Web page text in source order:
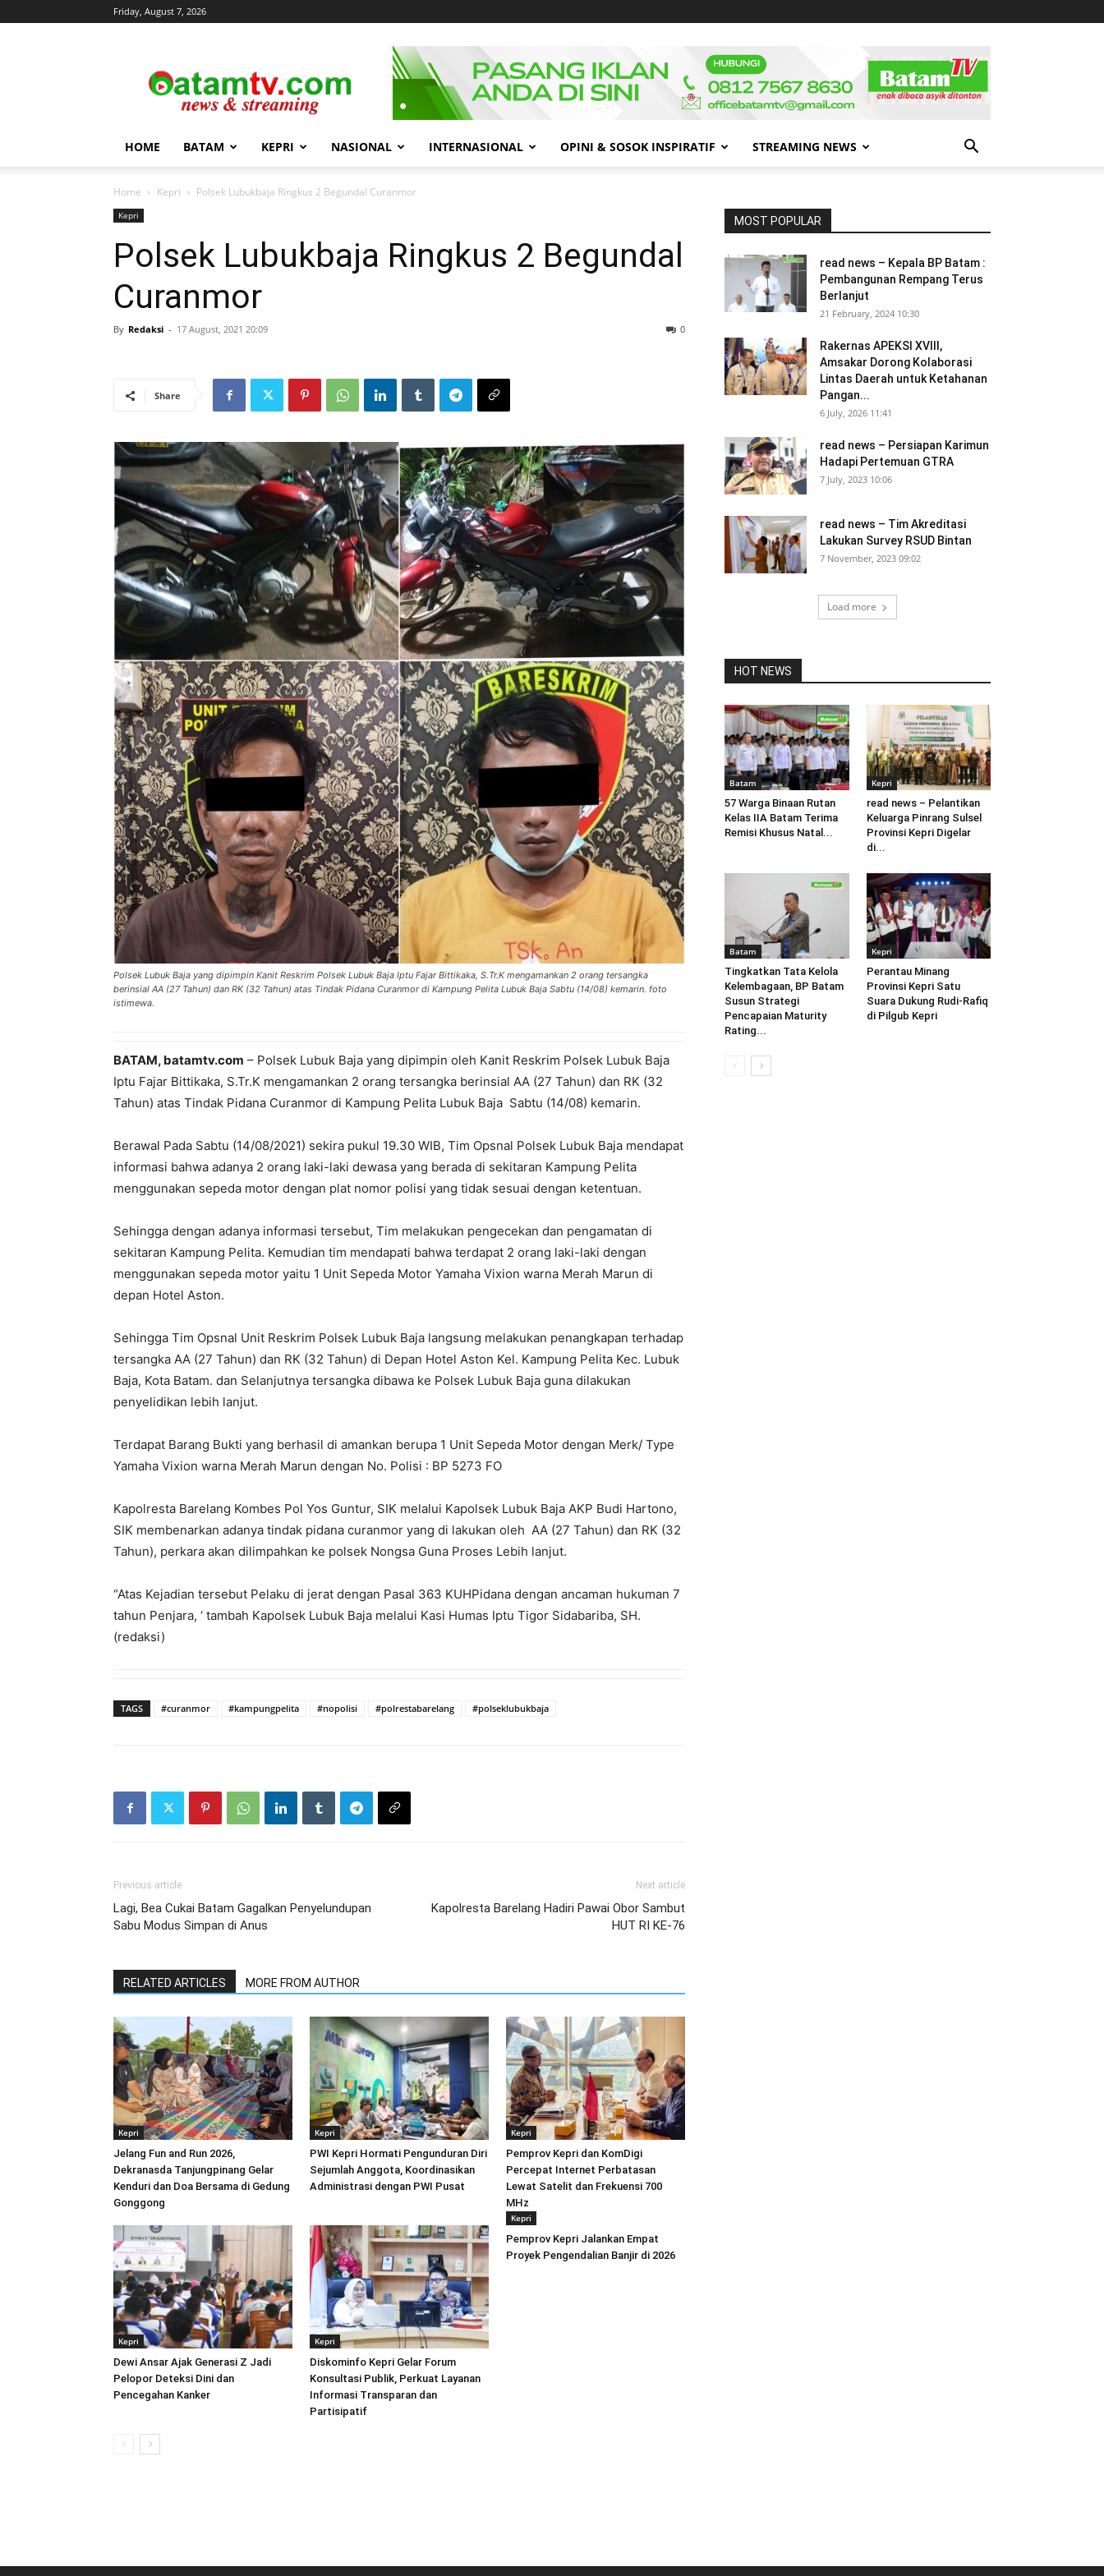
Friday, August 7, 2026
&
streaming
HOME BATAM KEPRI NASIONAL INTERNASIONAL OPINI & SOSOK INSPIRATIF STREAMING NEWS
Home Kepri Polsek Lubukbaja Ringkus 2 Begundal Curanmor
Kepri
Polsek Lubukbaja Ringkus 2 Begundal
Curanmor
By Redaksi - 17 August, 2021 20:09 0
Share
Polsek Lubuk Baja yang dipimpin Kanit Reskrim Polsek Lubuk Baja Iptu Fajar Bittikaka, S.Tr.K mengamankan 2 orang tersangka
berinsial AA (27 Tahun) dan RK (32 Tahun) atas Tindak Pidana Curanmor di Kampung Pelita Lubuk Baja Sabtu (14/08) kemarin. foto
istimewa.
BATAM, batamtv.com – Polsek Lubuk Baja yang dipimpin oleh Kanit Reskrim Polsek Lubuk Baja
Iptu Fajar Bittikaka, S.Tr.K mengamankan 2 orang tersangka berinsial AA (27 Tahun) dan RK (32
Tahun) atas Tindak Pidana Curanmor di Kampung Pelita Lubuk Baja Sabtu (14/08) kemarin.
Berawal Pada Sabtu (14/08/2021) sekira pukul 19.30 WIB, Tim Opsnal Polsek Lubuk Baja mendapat
informasi bahwa adanya 2 orang laki-laki dewasa yang berada di sekitaran Kampung Pelita
menggunakan sepeda motor dengan plat nomor polisi yang tidak sesuai dengan ketentuan.
Sehingga dengan adanya informasi tersebut, Tim melakukan pengecekan dan pengamatan di
sekitaran Kampung Pelita. Kemudian tim mendapati bahwa terdapat 2 orang laki-laki dengan
menggunakan sepeda motor yaitu 1 Unit Sepeda Motor Yamaha Vixion warna Merah Marun di
depan Hotel Aston.
Sehingga Tim Opsnal Unit Reskrim Polsek Lubuk Baja langsung melakukan penangkapan terhadap
tersangka AA (27 Tahun) dan RK (32 Tahun) di Depan Hotel Aston Kel. Kampung Pelita Kec. Lubuk
Baja, Kota Batam. dan Selanjutnya tersangka dibawa ke Polsek Lubuk Baja guna dilakukan
penyelidikan lebih lanjut.
Terdapat Barang Bukti yang berhasil di amankan berupa 1 Unit Sepeda Motor dengan Merk/ Type
Yamaha Vixion warna Merah Marun dengan No. Polisi : BP 5273 FO
Kapolresta Barelang Kombes Pol Yos Guntur, SIK melalui Kapolsek Lubuk Baja AKP Budi Hartono,
SIK membenarkan adanya tindak pidana curanmor yang di lakukan oleh AA (27 Tahun) dan RK (32
Tahun), perkara akan dilimpahkan ke polsek Nongsa Guna Proses Lebih lanjut.
“Atas Kejadian tersebut Pelaku di jerat dengan Pasal 363 KUHPidana dengan ancaman hukuman 7
tahun Penjara, ‘ tambah Kapolsek Lubuk Baja melalui Kasi Humas Iptu Tigor Sidabariba, SH.
(redaksi)
TAGS #curanmor #kampungpelita #nopolisi #polrestabarelang #polseklubukbaja
Previous article
Lagi, Bea Cukai Batam Gagalkan Penyelundupan
Sabu Modus Simpan di Anus
Next article
Kapolresta Barelang Hadiri Pawai Obor Sambut
HUT RI KE-76
RELATED ARTICLES MORE FROM AUTHOR
Kepri
Jelang Fun and Run 2026,
Dekranasda Tanjungpinang Gelar
Kenduri dan Doa Bersama di Gedung
Gonggong
Kepri
PWI Kepri Hormati Pengunduran Diri
Sejumlah Anggota, Koordinasikan
Administrasi dengan PWI Pusat
Kepri
Pemprov Kepri dan KomDigi
Percepat Internet Perbatasan
Lewat Satelit dan Frekuensi 700
MHz
Kepri
Dewi Ansar Ajak Generasi Z Jadi
Pelopor Deteksi Dini dan
Pencegahan Kanker
Kepri
Diskominfo Kepri Gelar Forum
Konsultasi Publik, Perkuat Layanan
Informasi Transparan dan
Partisipatif
Kepri
Pemprov Kepri Jalankan Empat
Proyek Pengendalian Banjir di 2026
MOST POPULAR
read news – Kepala BP Batam :
Pembangunan Rempang Terus
Berlanjut
21 February, 2024 10:30
Rakernas APEKSI XVIII,
Amsakar Dorong Kolaborasi
Lintas Daerah untuk Ketahanan
Pangan...
6 July, 2026 11:41
read news – Persiapan Karimun
Hadapi Pertemuan GTRA
7 July, 2023 10:06
read news – Tim Akreditasi
Lakukan Survey RSUD Bintan
7 November, 2023 09:02
Load more
HOT NEWS
Batam
57 Warga Binaan Rutan
Kelas IIA Batam Terima
Remisi Khusus Natal...
Kepri
read news – Pelantikan
Keluarga Pinrang Sulsel
Provinsi Kepri Digelar
di...
Batam
Tingkatkan Tata Kelola
Kelembagaan, BP Batam
Susun Strategi
Pencapaian Maturity
Rating...
Kepri
Perantau Minang
Provinsi Kepri Satu
Suara Dukung Rudi-Rafiq
di Pilgub Kepri